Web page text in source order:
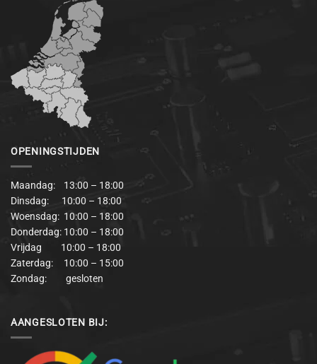
OPENINGSTIJDEN
Maandag: 13:00 – 18:00
Dinsdag: 10:00 – 18:00
Woensdag: 10:00 – 18:00
Donderdag: 10:00 – 18:00
Vrijdag 10:00 – 18:00
Zaterdag: 10:00 – 15:00
Zondag: gesloten
AANGESLOTEN BIJ: